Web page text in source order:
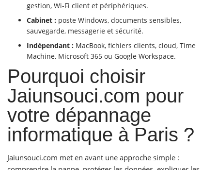
gestion, Wi-Fi client et périphériques.
Cabinet : poste Windows, documents sensibles,
sauvegarde, messagerie et sécurité.
Indépendant : MacBook, fichiers clients, cloud, Time
Machine, Microsoft 365 ou Google Workspace.
Pourquoi choisir
Jaiunsouci.com pour
votre dépannage
informatique à Paris ?
Jaiunsouci.com met en avant une approche simple :